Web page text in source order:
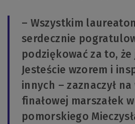
– Wszystkim
serdecznie
podziękować za to,
Jesteście wzorem i
innych – zaznaczył
finałowej marszałek
pomorskiego